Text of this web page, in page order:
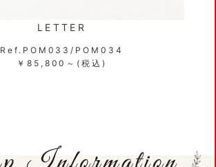
LETTER
Ref.POM033/POM034
￥85,800～(税込)